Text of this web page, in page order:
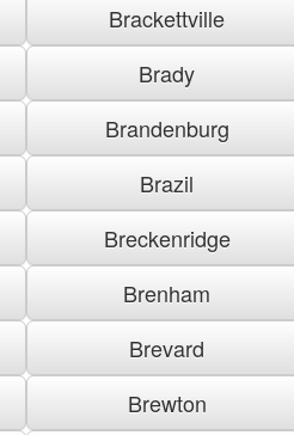
Brackettville
Brady
Brandenburg
Brazil
Breckenridge
Brenham
Brevard
Brewton